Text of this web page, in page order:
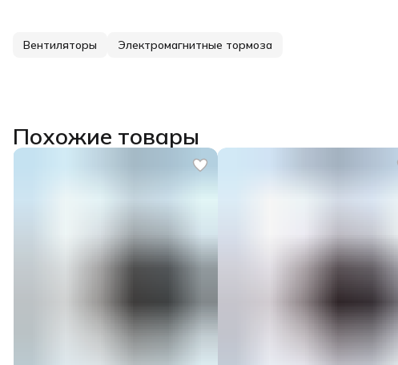
Вентиляторы Электромагнитные тормоза
Похожие товары